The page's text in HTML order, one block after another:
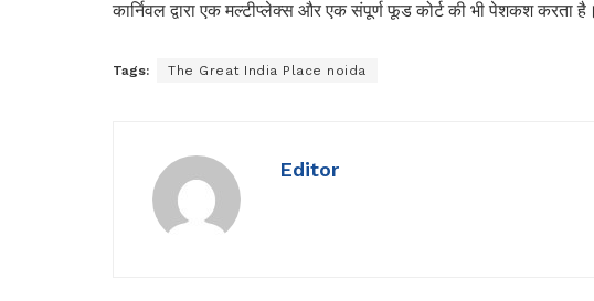
कार्निवल द्वारा एक मल्टीप्लेक्स और एक संपूर्ण फूड कोर्ट की भी पेशकश करता है।
Tags: The Great India Place noida
Editor